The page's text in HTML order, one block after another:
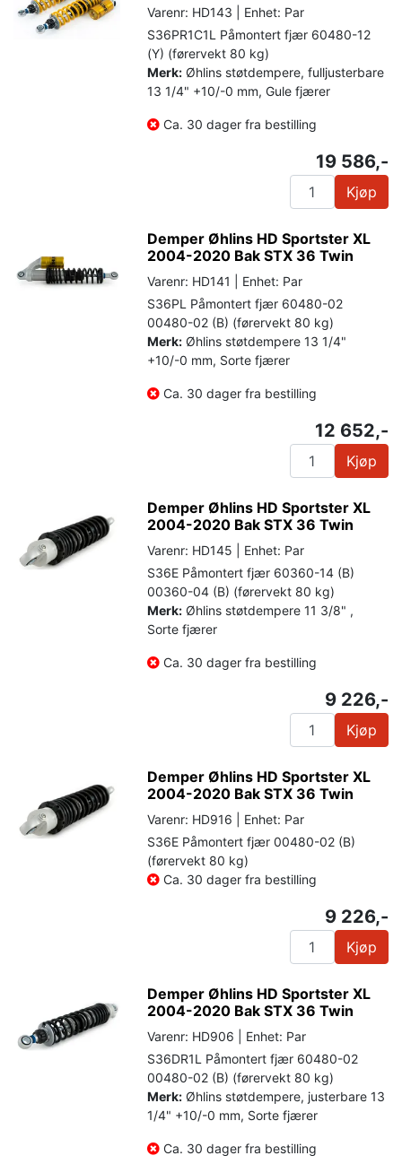
Varenr: HD143 | Enhet: Par
S36PR1C1L Påmontert fjær 60480-12
(Y) (førervekt 80 kg)
Merk: Øhlins støtdempere, fulljusterbare
13 1/4" +10/-0 mm, Gule fjærer
Ca. 30 dager fra bestilling
19 586,-
Kjøp
Demper Øhlins HD Sportster XL
2004-2020 Bak STX 36 Twin
Varenr: HD141 | Enhet: Par
S36PL Påmontert fjær 60480-02
00480-02 (B) (førervekt 80 kg)
Merk: Øhlins støtdempere 13 1/4"
+10/-0 mm, Sorte fjærer
Ca. 30 dager fra bestilling
12 652,-
Kjøp
Demper Øhlins HD Sportster XL
2004-2020 Bak STX 36 Twin
Varenr: HD145 | Enhet: Par
S36E Påmontert fjær 60360-14 (B)
00360-04 (B) (førervekt 80 kg)
Merk: Øhlins støtdempere 11 3/8" ,
Sorte fjærer
Ca. 30 dager fra bestilling
9 226,-
Kjøp
Demper Øhlins HD Sportster XL
2004-2020 Bak STX 36 Twin
Varenr: HD916 | Enhet: Par
S36E Påmontert fjær 00480-02 (B)
(førervekt 80 kg)
Ca. 30 dager fra bestilling
9 226,-
Kjøp
Demper Øhlins HD Sportster XL
2004-2020 Bak STX 36 Twin
Varenr: HD906 | Enhet: Par
S36DR1L Påmontert fjær 60480-02
00480-02 (B) (førervekt 80 kg)
Merk: Øhlins støtdempere, justerbare 13
1/4" +10/-0 mm, Sorte fjærer
Ca. 30 dager fra bestilling